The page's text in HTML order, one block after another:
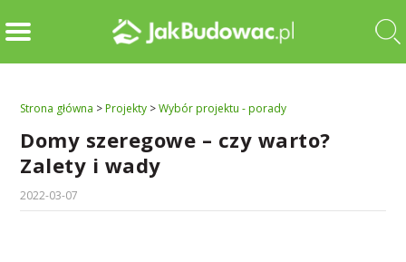
Strona główna >Projekty >Wybór projektu - porady
Domy szeregowe – czy warto?
Zalety i wady
2022-03-07